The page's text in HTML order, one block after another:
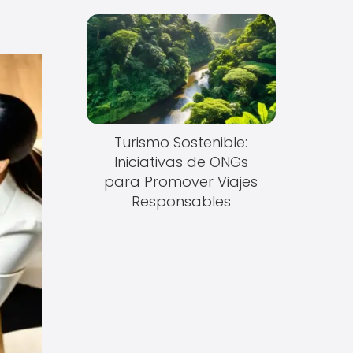
Turismo Sostenible:
Iniciativas de ONGs
para Promover Viajes
Responsables